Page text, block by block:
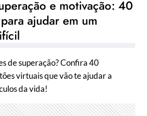
e motivação: 40
ajudar em um
de superação? Confira 40
virtuais que vão te ajudar a
da vida!